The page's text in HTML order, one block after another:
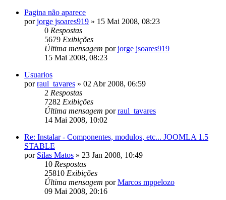
Pagina não aparece
porjorge jsoares919 » 15 Mai 2008, 08:23
0 Respostas
5679 Exibições
Última mensagem porjorge jsoares919
15 Mai 2008, 08:23
Usuarios
porraul_tavares » 02 Abr 2008, 06:59
2 Respostas
7282 Exibições
Última mensagem porraul_tavares
14 Mai 2008, 10:02
Re: Instalar - Componentes, modulos, etc... JOOMLA 1.5
STABLE
por Silas Matos » 23 Jan 2008, 10:49
10 Respostas
25810 Exibições
Última mensagem porMarcos mppelozo
09 Mai 2008, 20:16